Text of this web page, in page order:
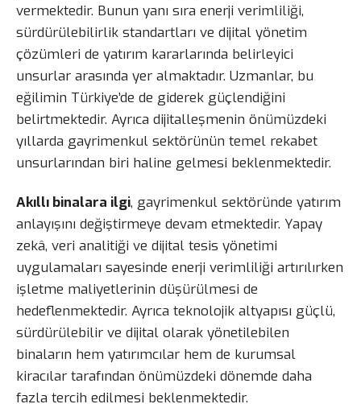
vermektedir. Bunun yanı sıra enerji verimliliği,
sürdürülebilirlik standartları ve dijital yönetim
çözümleri de yatırım kararlarında belirleyici
unsurlar arasında yer almaktadır. Uzmanlar, bu
eğilimin Türkiye’de de giderek güçlendiğini
belirtmektedir. Ayrıca dijitalleşmenin önümüzdeki
yıllarda gayrimenkul sektörünün temel rekabet
unsurlarından biri haline gelmesi beklenmektedir.
Akıllı binalara ilgi, gayrimenkul sektöründe yatırım
anlayışını değiştirmeye devam etmektedir. Yapay
zekâ, veri analitiği ve dijital tesis yönetimi
uygulamaları sayesinde enerji verimliliği artırılırken
işletme maliyetlerinin düşürülmesi de
hedeflenmektedir. Ayrıca teknolojik altyapısı güçlü,
sürdürülebilir ve dijital olarak yönetilebilen
binaların hem yatırımcılar hem de kurumsal
kiracılar tarafından önümüzdeki dönemde daha
fazla tercih edilmesi beklenmektedir.